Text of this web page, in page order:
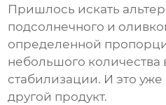
Пришлось искать
подсолнечного и
определенной
небольшого количества
стабилизации. И это
другой продукт.